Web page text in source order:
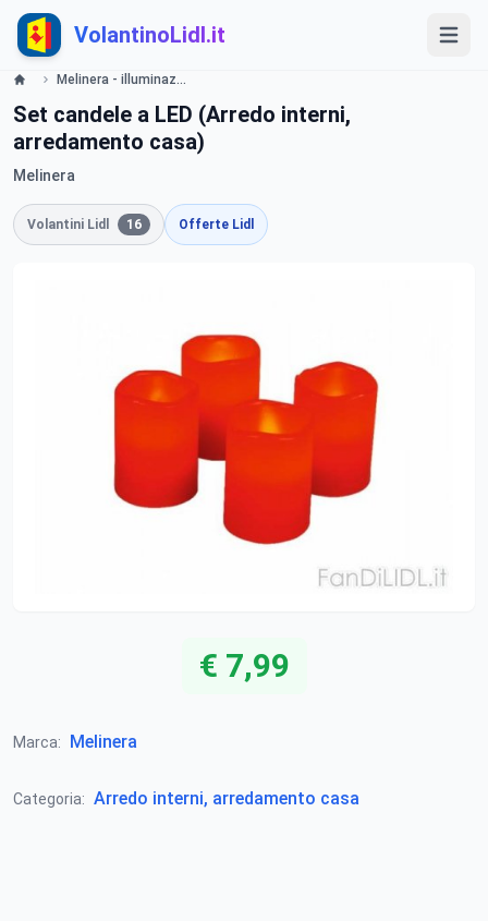
VolantinoLidl.it
Melinera - illuminazione dal 16/11 2015 Lidl offerte Lidl
Set candele a LED (Arredo interni,
arredamento casa)
Melinera
Volantini Lidl 16 Offerte Lidl
€ 7,99
Marca: Melinera
Categoria: Arredo interni, arredamento casa